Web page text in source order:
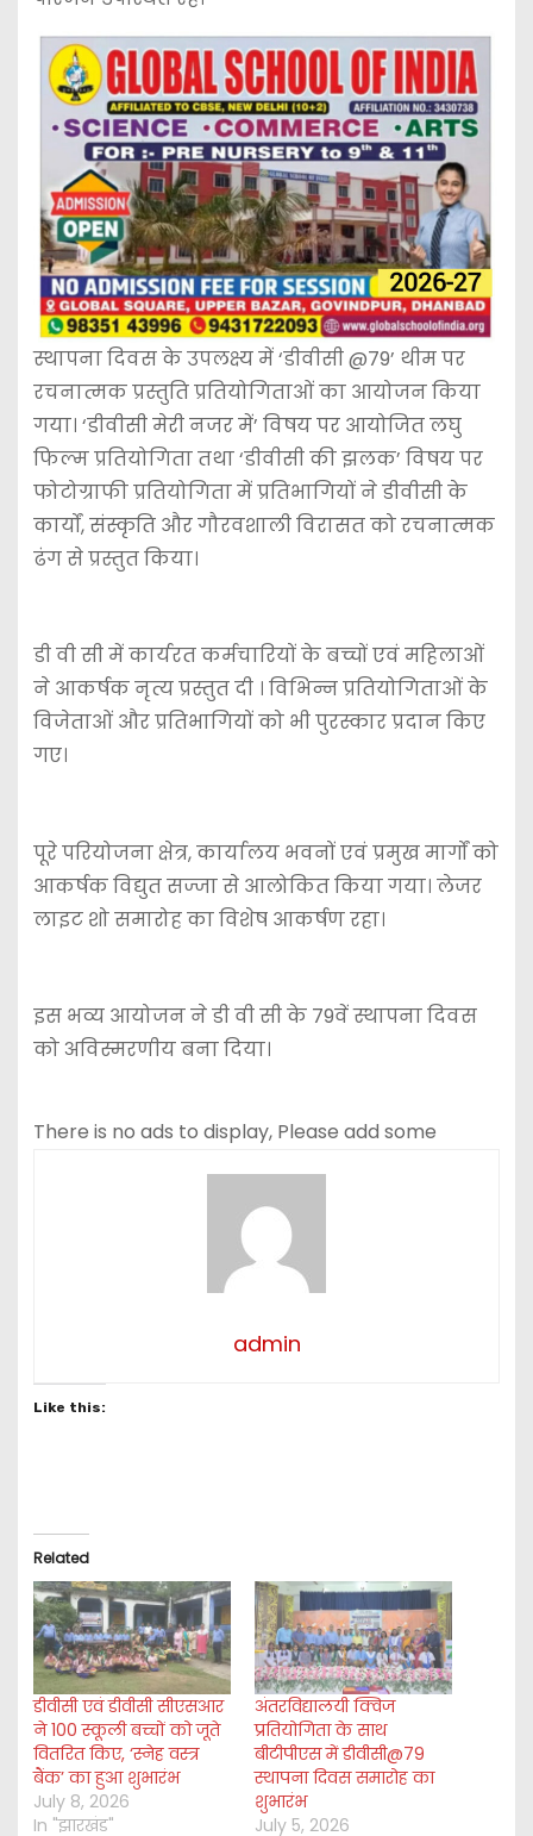
स्थापना दिवस के उपलक्ष्य में ‘डीवीसी @79’ थीम पर
रचनात्मक प्रस्तुति प्रतियोगिताओं का आयोजन किया
गया। ‘डीवीसी मेरी नजर में’ विषय पर आयोजित लघु
फिल्म प्रतियोगिता तथा ‘डीवीसी की झलक’ विषय पर
फोटोग्राफी प्रतियोगिता में प्रतिभागियों ने डीवीसी के
कार्यों, संस्कृति और गौरवशाली विरासत को रचनात्मक
ढंग से प्रस्तुत किया।
डी वी सी में कार्यरत कर्मचारियों के बच्चों एवं महिलाओं
ने आकर्षक नृत्य प्रस्तुत दी । विभिन्न प्रतियोगिताओं के
विजेताओं और प्रतिभागियों को भी पुरस्कार प्रदान किए
गए।
पूरे परियोजना क्षेत्र, कार्यालय भवनों एवं प्रमुख मार्गों को
आकर्षक विद्युत सज्जा से आलोकित किया गया। लेजर
लाइट शो समारोह का विशेष आकर्षण रहा।
इस भव्य आयोजन ने डी वी सी के 79वें स्थापना दिवस
को अविस्मरणीय बना दिया।
There is no ads to display, Please add some
admin
Like this:
Related
डीवीसी एवं डीवीसी सीएसआर
ने 100 स्कूली बच्चों को जूते
वितरित किए, ‘स्नेह वस्त्र
बैंक’ का हुआ शुभारंभ
July 8, 2026
In "झारखंड"
अंतरविद्यालयी क्विज
प्रतियोगिता के साथ
बीटीपीएस में डीवीसी@79
स्थापना दिवस समारोह का
शुभारंभ
July 5, 2026